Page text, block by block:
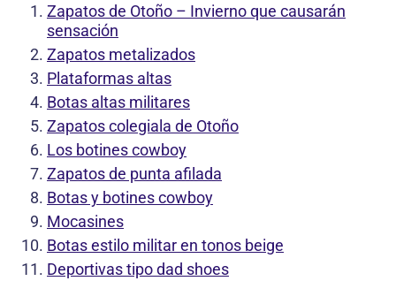
Zapatos de Otoño – Invierno que causarán
sensación
Zapatos metalizados
Plataformas altas
Botas altas militares
Zapatos colegiala de Otoño
Los botines cowboy
Zapatos de punta afilada
Botas y botines cowboy
Mocasines
Botas estilo militar en tonos beige
Deportivas tipo dad shoes